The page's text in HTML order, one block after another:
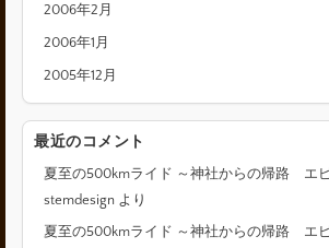
2006年2月
2006年1月
2005年12月
最近のコメント
夏至の500kmライド ～神社からの帰路 エ
stemdesign より
夏至の500kmライド ～神社からの帰路 エ